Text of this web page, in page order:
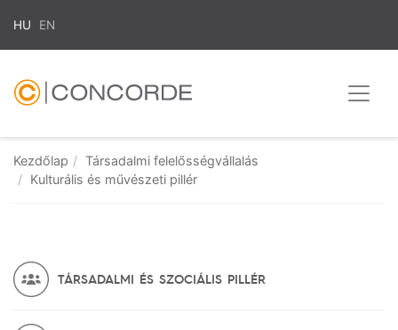
HU EN
Kezdőlap
Társadalmi felelősségvállalás
Kulturális és művészeti pillér
TÁRSADALMI ÉS SZOCIÁLIS PILLÉR